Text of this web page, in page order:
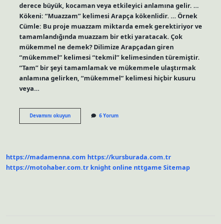
derece büyük, kocaman veya etkileyici anlamına gelir. …
Kökeni: “Muazzam” kelimesi Arapça kökenlidir. … Örnek
Cümle: Bu proje muazzam miktarda emek gerektiriyor ve
tamamlandığında muazzam bir etki yaratacak. Çok
mükemmel ne demek? Dilimize Arapçadan giren
“mükemmel” kelimesi “tekmil” kelimesinden türemiştir.
“Tam” bir şeyi tamamlamak ve mükemmele ulaştırmak
anlamına gelirken, “mükemmel” kelimesi hiçbir kusuru
veya…
Devamını okuyunÇok
Muazzam
6 Yorum
https://madamenna.com https://kursburada.com.tr
https://motohaber.com.tr knight online nttgame Sitemap